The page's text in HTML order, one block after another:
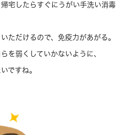
宅したらすぐにうがい手洗い消毒
ただけるので、免疫力があがる。
を弱くしていかないように、
ですね。